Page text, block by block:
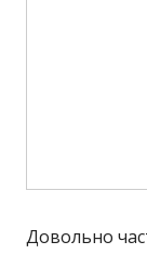
Довольно